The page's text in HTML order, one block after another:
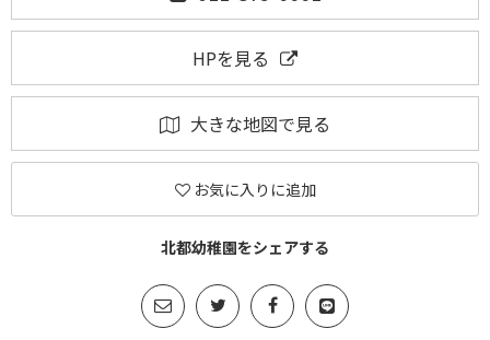
HPを見る
大きな地図で見る
お気に入りに追加
北都幼稚園をシェアする